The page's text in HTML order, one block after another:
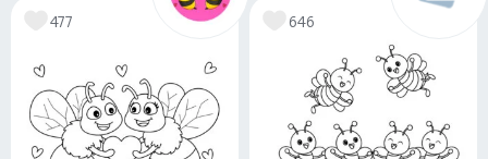
477 646